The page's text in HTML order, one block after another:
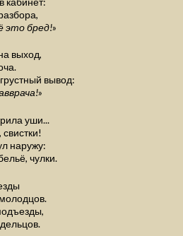
это бред!»
выход,
вывод:
»
уши...
наружу:
чулки.